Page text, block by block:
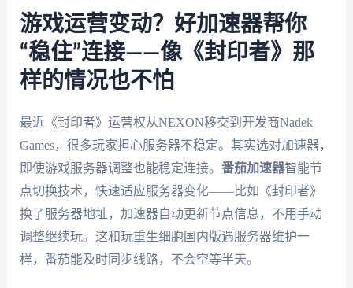
游戏运营变动？好加速器帮你
“稳住”连接——像《封印者》那
样的情况也不怕
最近《封印者》运营权从NEXON移交到开发商Nadek
Games，很多玩家担心服务器不稳定。其实选对加速器，
即使游戏服务器调整也能稳定连接。 番茄加速器智能节
点切换技术，快速适应服务器变化——比如《封印者》
换了服务器地址，加速器自动更新节点信息，不用手动
调整继续玩。这和玩重生细胞国内版遇服务器维护一
样，番茄能及时同步线路，不会空等半天。